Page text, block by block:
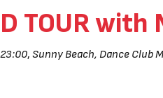
TOUR with
, Sunny Beach, Dance Club